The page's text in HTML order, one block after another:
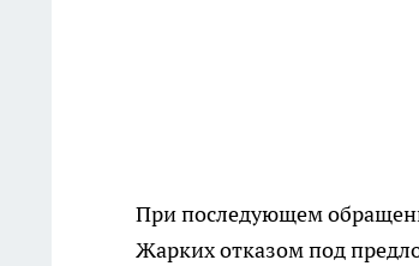
При последующем
Жарких отказом под